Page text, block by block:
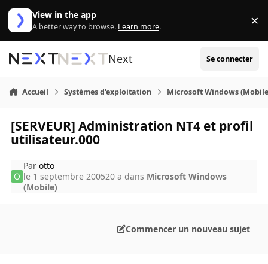
Aller au contenu
View in the app
A better way to browse. Learn more. ×
Next Se connecter
Accueil Systèmes d'exploitation Microsoft Windows
[SERVEUR] Administration NT4 et profil
utilisateur.000
Parotto
le 1 septembre 200520 a dans Microsoft Windows
(Mobile)
Commencer un nouveau sujet